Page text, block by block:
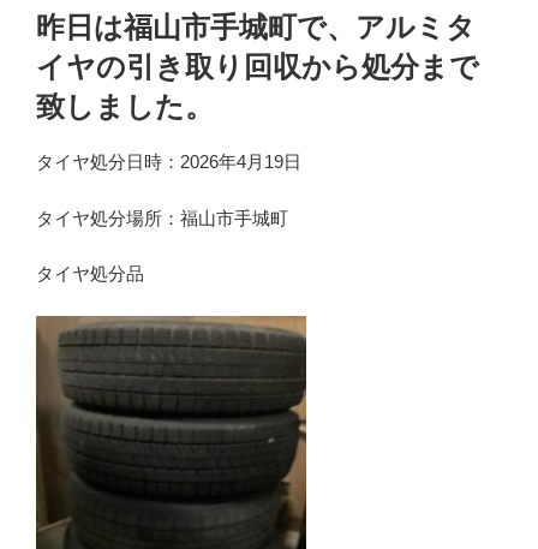
昨日は福山市手城町で、アルミタ
イヤの引き取り回収から処分まで
致しました。
タイヤ処分日時：2026年4月19日
タイヤ処分場所：福山市手城町
タイヤ処分品